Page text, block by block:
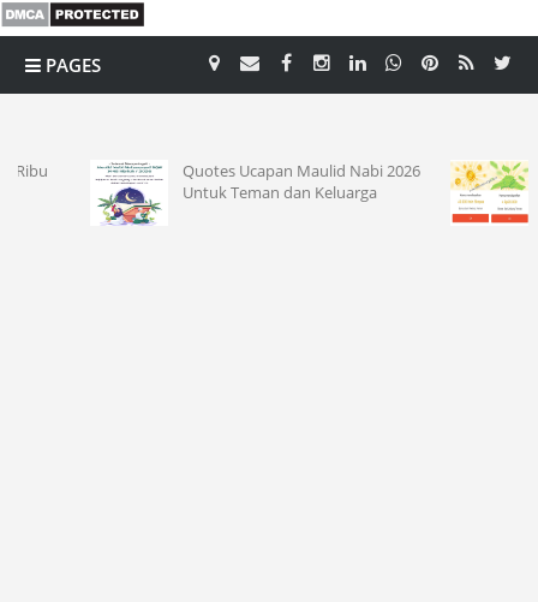
PAGES
Quotes Ucapan Maulid Nabi 2026
Untuk Teman dan Keluarga
Kode
Saldo